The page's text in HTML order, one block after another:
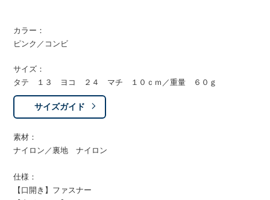
カラー：
ピンク／コンビ
サイズ：
タテ １３ ヨコ ２４ マチ １０ｃｍ／重量 ６０ｇ
サイズガイド
素材：
ナイロン／裏地 ナイロン
仕様：
【口開き】ファスナー